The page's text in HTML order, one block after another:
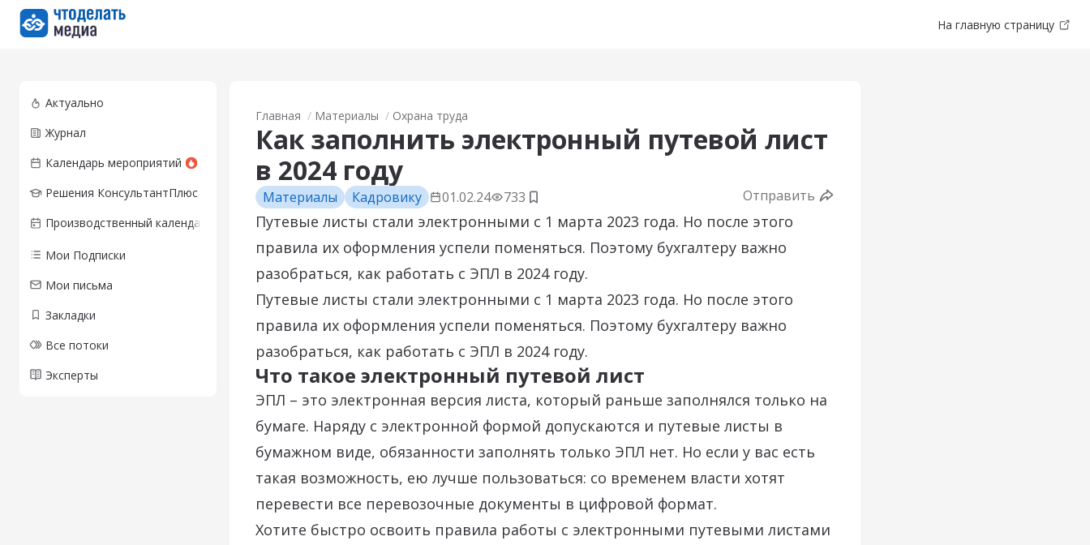
Перейти на главную страницу На главную страницу
Актуально
Журнал
Календарь мероприятий
Решения КонсультантПлюс
Производственный календарь
Мои Подписки
Мои письма
Закладки
Все потоки
Эксперты
Главная Материалы Охрана труда
Как заполнить электронный путевой лист
в 2024 году
Материалы Кадровику 01.02.24 733 Добавить в закладки
Отправить
Путевые листы стали электронными с 1 марта 2023 года. Но после этого
правила их оформления успели поменяться. Поэтому бухгалтеру важно
разобраться, как работать с ЭПЛ в 2024 году.
Путевые листы стали электронными с 1 марта 2023 года. Но после этого
правила их оформления успели поменяться. Поэтому бухгалтеру важно
разобраться, как работать с ЭПЛ в 2024 году.
Что такое электронный путевой лист
ЭПЛ – это электронная версия листа, который раньше заполнялся только на
бумаге. Наряду с электронной формой допускаются и путевые листы в
бумажном виде, обязанности заполнять только ЭПЛ нет. Но если у вас есть
такая возможность, ею лучше пользоваться: со временем власти хотят
перевести все перевозочные документы в цифровой формат.
Хотите быстро освоить правила работы с электронными путевыми листами